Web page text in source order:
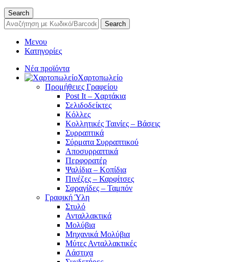
Search
Search
Μενου
Κατηγορίες
Νέα προϊόντα
Χαρτοπωλείο
Προμήθειες Γραφείου
Post It – Χαρτάκια
Σελιδοδείκτες
Κόλλες
Κολλητικές Ταινίες – Βάσεις
Συρραπτικά
Σύρματα Συρραπτικού
Αποσυρραπτικά
Περφορατέρ
Ψαλίδια – Κοπίδια
Πινέζες – Καρφίτσες
Σφραγίδες – Ταμπόν
Γραφική Ύλη
Στυλό
Ανταλλακτικά
Μολύβια
Μηχανικά Μολύβια
Μύτες Ανταλλακτικές
Λάστιχα